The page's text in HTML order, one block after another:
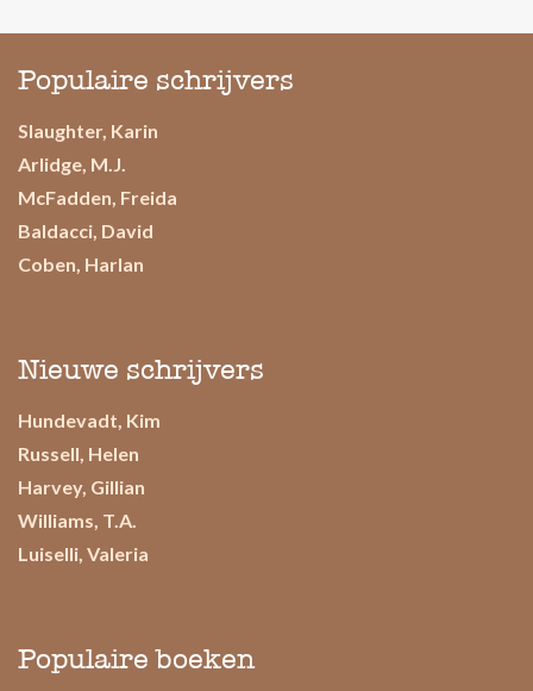
Populaire schrijvers
Slaughter, Karin
Arlidge, M.J.
McFadden, Freida
Baldacci, David
Coben, Harlan
Nieuwe schrijvers
Hundevadt, Kim
Russell, Helen
Harvey, Gillian
Williams, T.A.
Luiselli, Valeria
Populaire boeken